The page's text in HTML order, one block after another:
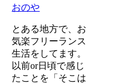
おのや
とある地方で、お
気楽フリーランス
生活をしてます。
以前or日頃で感じ
たことを「そこは